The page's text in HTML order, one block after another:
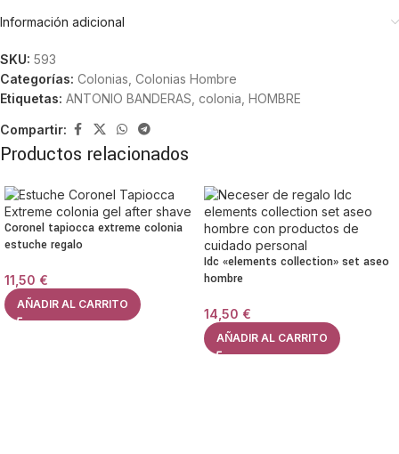
Información adicional
SKU: 593
Categorías: Colonias Colonias Hombre
Etiquetas: ANTONIO BANDERAS colonia HOMBRE
Compartir:
Productos relacionados
Coronel tapiocca extreme colonia
estuche regalo
11,50 €
AÑADIR AL CARRITO
Idc «elements collection» set aseo
hombre
14,50 €
AÑADIR AL CARRITO